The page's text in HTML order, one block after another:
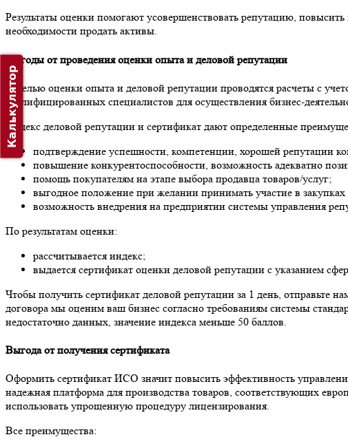
Результаты оценки помогают усовершенствовать репутацию,
необходимости продать активы.
Выгоды от проведения оценки опыта и деловой репутации
С целью оценки опыта и деловой репутации проводятся расчеты с
квалифицированных специалистов для осуществления бизнес-
Индекс деловой репутации и сертификат дают определенные
подтверждение успешности, компетенции, хорошей репутации
повышение конкурентоспособности, возможность адекватно
помощь покупателям на этапе выбора продавца товаров/услуг;
выгодное положение при желании принимать участие в
возможность внедрения на предприятии системы управления
По результатам оценки:
рассчитывается индекс;
выдается сертификат оценки деловой репутации с указанием
Чтобы получить сертификат деловой репутации за 1 день, отправьте
договора мы оценим ваш бизнес согласно требованиям системы
недостаточно данных, значение индекса меньше 50 баллов.
Выгода от получения сертификата
Оформить сертификат ИСО значит повысить эффективность
надежная платформа для производства товаров, соответствующих
использовать упрощенную процедуру лицензирования.
Все преимущества:
Калькулятор